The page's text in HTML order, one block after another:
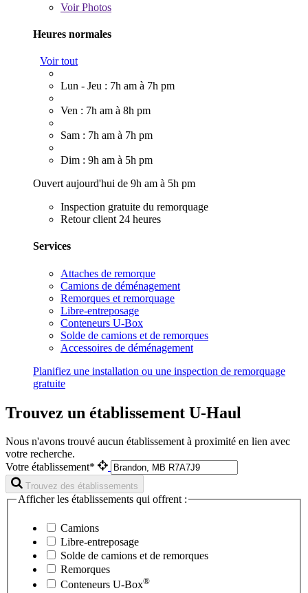
VoirPhotos
Heures normales
Voir tout
Lun - Jeu : 7h am à 7h pm
Ven : 7h am à 8h pm
Sam : 7h am à 7h pm
Dim : 9h am à 5h pm
Ouvert aujourd'hui de 9h am à 5h pm
Inspection gratuite du remorquage
Retour client 24 heures
Services
Attaches de remorque
Camions de déménagement
Remorques et remorquage
Libre-entreposage
Conteneurs U-Box
Solde de camions et de remorques
Accessoires de déménagement
Planifiez une installation ou une inspection de remorquage
gratuite
Trouvez un établissement U-Haul
Nous n'avons trouvé aucun établissement à proximité en lien avec
votre recherche.
Votre établissement*
Trouvez des établissements
Afficher les établissements qui offrent :
Camions
Libre-entreposage
Solde de camions et de remorques
Remorques
Conteneurs U-Box®